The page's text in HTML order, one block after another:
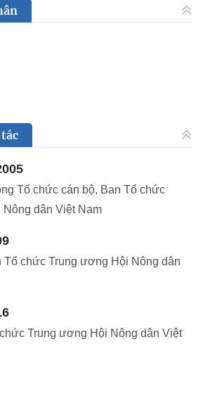
Tổ chức cán bộ, Ban Tổ chức
dân Việt Nam
Tổ chức Trung ương Hội Nông dân
Trung ương Hội Nông dân Việt